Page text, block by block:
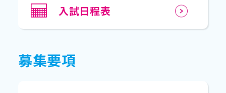
入試日程表
募集要項